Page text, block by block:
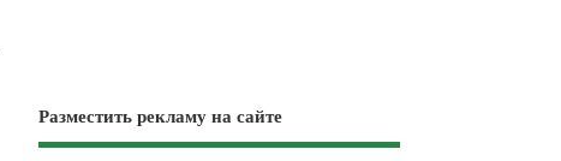
Разместить рекламу на сайте